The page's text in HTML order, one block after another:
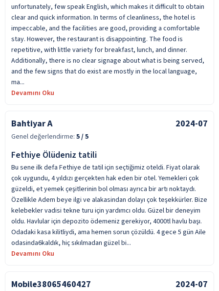
unfortunately, few speak English, which makes it difficult to obtain
clear and quick information. In terms of cleanliness, the hotel is
impeccable, and the facilities are good, providing a comfortable
stay. However, the restaurant is disappointing. The food is
repetitive, with little variety for breakfast, lunch, and dinner.
Additionally, there is no clear signage about what is being served,
and the few signs that do exist are mostly in the local language,
ma...
Devamını Oku
Bahtiyar A 2024-07
Genel değerlendirme: 5/ 5
Fethiye Ölüdeniz tatili
Bu sene ilk defa Fethiye de tatil için seçtiğimiz oteldi. Fiyat olarak
çok uygundu, 4 yıldızı gerçekten hak eden bir otel. Yemekleri çok
güzeldi, et yemek çeşitlerinin bol olması ayrıca bir artı noktaydı.
Özellikle Adem beye ilgi ve alakasindan dolayı çok teşekkürler. Bize
kelebekler vadisi tekne turu için yardımcı oldu. Güzel bir deneyim
oldu. Havlular için depozito ödemeniz gerekiyor, 4000tl havlu başı.
Odadaki kasa kilitliydi, ama hemen sorun çözüldü. 4 gece 5 gün Aile
odasinda6kaldık, hiç sıkılmadan güzel bi...
Devamını Oku
Mobile38065460427 2024-07